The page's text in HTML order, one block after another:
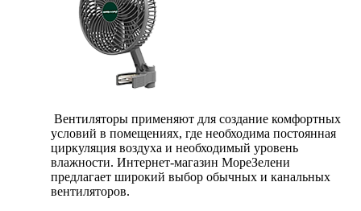
Вентиляторы применяют для создание комфортных
условий в помещениях, где необходима постоянная
циркуляция воздуха и необходимый уровень
влажности. Интернет-магазин МореЗелени
предлагает широкий выбор обычных и канальных
вентиляторов.